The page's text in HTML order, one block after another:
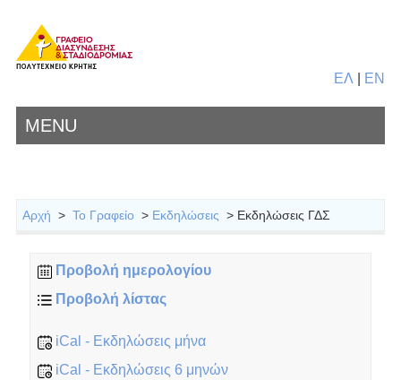
ΕΛ EN
MENU
Αρχή > Το Γραφείο > Εκδηλώσεις > Εκδηλώσεις ΓΔΣ
Προβολή ημερολογίου
Προβολή λίστας
iCal - Εκδηλώσεις μήνα
iCal - Εκδηλώσεις 6 μηνών